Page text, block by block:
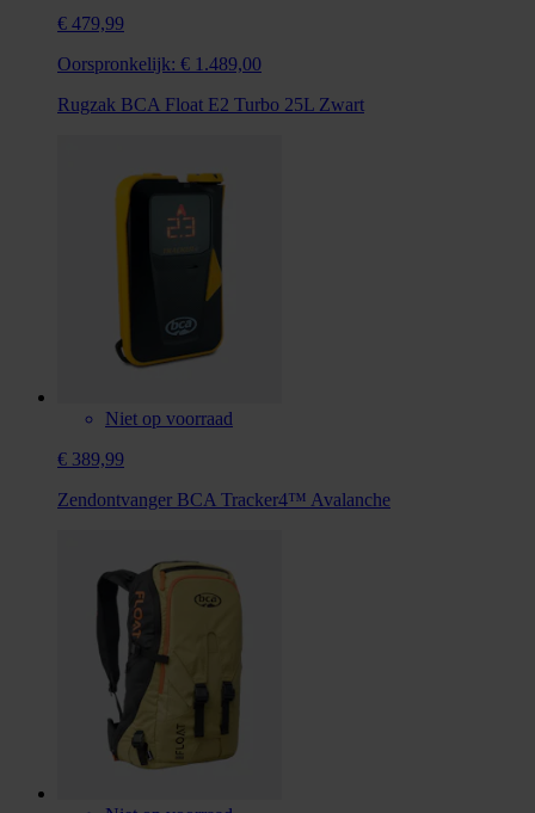
€ 479,99
Oorspronkelijk: € 1.489,00
Rugzak BCA Float E2 Turbo 25L Zwart
Niet op voorraad
€ 389,99
Zendontvanger BCA Tracker4™ Avalanche